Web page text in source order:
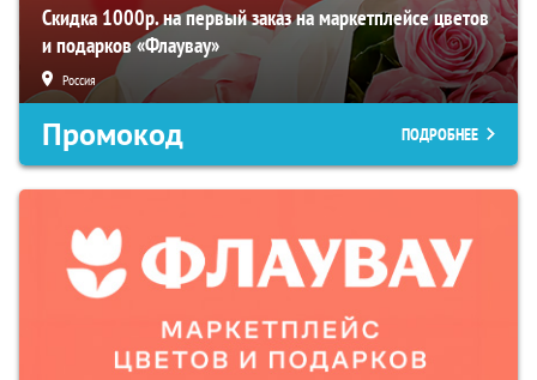
Скидка 1000р. на первый заказ на маркетплейсе цветов
и подарков «Флаувау»
Россия
Промокод ПОДРОБНЕЕ